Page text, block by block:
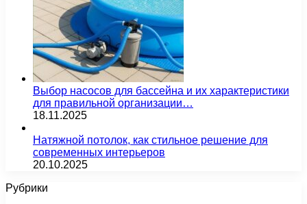
Выбор насосов для бассейна и их характеристики
для правильной организации…
18.11.2025
Натяжной потолок, как стильное решение для
современных интерьеров
20.10.2025
Рубрики